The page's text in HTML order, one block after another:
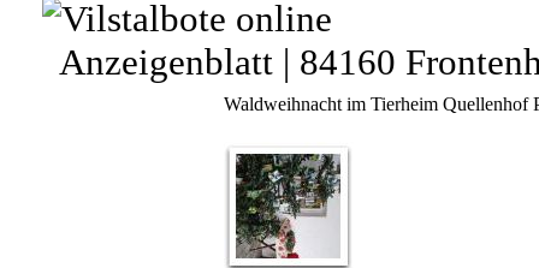
Anzeigenblatt | 84160
Waldweihnacht im Tierheim Quellenhof